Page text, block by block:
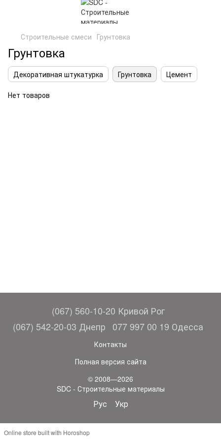
Строительные смеси Грунтовка
Грунтовка
Декоративная штукатурка Грунтовка Цемент
Нет товаров
(067) 560-10-20 Кривой Рог
(067) 542-20-03 Днепр
077 997 00 19 Одесса
Контакты
Полная версия сайта
© 2008—2026
SDC - Строительные материалы
Рус Укр
Online store built with Horoshop